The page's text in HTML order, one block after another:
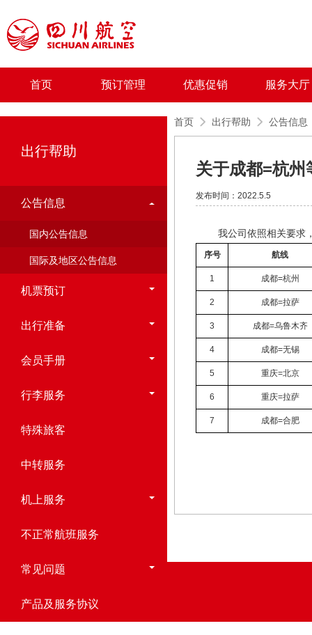
首页 预订管理 优惠促销 服务大厅
出行帮助
公告信息
国内公告信息
国际及地区公告信息
机票预订
出行准备
会员手册
行李服务
特殊旅客
中转服务
机上服务
不正常航班服务
常见问题
产品及服务协议
首页 出行帮助 公告信息
关于成都=杭
发布时间：2022.5.5
我公司依照相关要求，
序号 航线
1 成都=杭州
2 成都=拉萨
3 成都=乌鲁木齐
4 成都=无锡
5 重庆=北京
6 重庆=拉萨
7 成都=合肥